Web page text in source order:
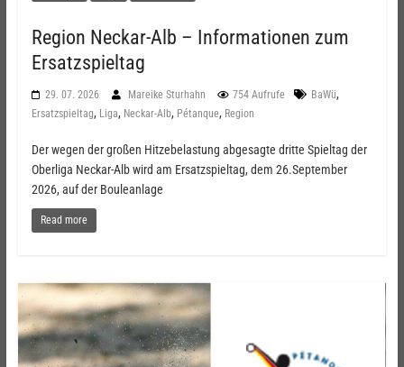
Region Neckar-Alb – Informationen zum
Ersatzspieltag
29. 07. 2026 Mareike Sturhahn 754 Aufrufe BaWü,
Ersatzspieltag, Liga, Neckar-Alb, Pétanque, Region
Der wegen der großen Hitzebelastung abgesagte dritte Spieltag der
Oberliga Neckar-Alb wird am Ersatzspieltag, dem 26.September
2026, auf der Bouleanlage
Read more